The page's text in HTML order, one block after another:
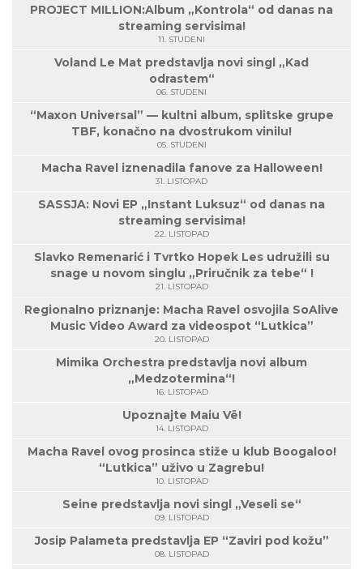
PROJECT MILLION:Album „Kontrola“ od danas na
streaming servisima!
11. STUDENI
Voland Le Mat predstavlja novi singl „Kad
odrastem“
06. STUDENI
“Maxon Universal” — kultni album, splitske grupe
TBF, konačno na dvostrukom vinilu!
05. STUDENI
Macha Ravel iznenadila fanove za Halloween!
31. LISTOPAD
SASSJA: Novi EP „Instant Luksuz“ od danas na
streaming servisima!
22. LISTOPAD
Slavko Remenarić i Tvrtko Hopek Les udružili su
snage u novom singlu „Priručnik za tebe“ !
21. LISTOPAD
Regionalno priznanje: Macha Ravel osvojila SoAlive
Music Video Award za videospot “Lutkica”
20. LISTOPAD
Mimika Orchestra predstavlja novi album
„Medzotermina“!
16. LISTOPAD
Upoznajte Maiu Vë!
14. LISTOPAD
Macha Ravel ovog prosinca stiže u klub Boogaloo!
“Lutkica” uživo u Zagrebu!
10. LISTOPAD
Seine predstavlja novi singl „Veseli se“
09. LISTOPAD
Josip Palameta predstavlja EP “Zaviri pod kožu”
08. LISTOPAD